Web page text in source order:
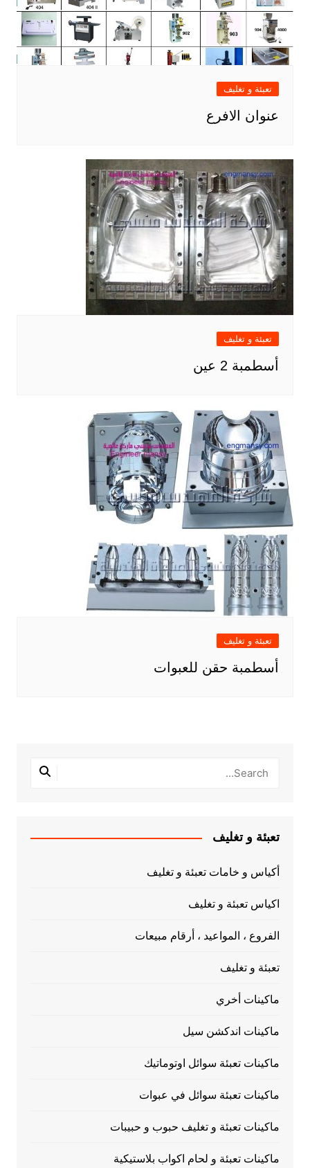
تعبئة و تغليف
عنوان الافرع
تعبئة و تغليف
أسطمبة 2 عين
تعبئة و تغليف
أسطمبة حقن للعبوات
تعبئة و تغليف
أكياس و خامات تعبئة و تغليف
اكياس تعبئة و تغليف
الفروع ، المواعيد ، أرقام مبيعات
تعبئة و تغليف
ماكينات أخري
ماكينات اندكشن سيل
ماكينات تعبئة سوائل اوتوماتيك
ماكينات تعبئة سوائل في عبوات
ماكينات تعبئة و تغليف حبوب و حبيبات
ماكينات تعبئة و لحام اكواب بلاستيكية